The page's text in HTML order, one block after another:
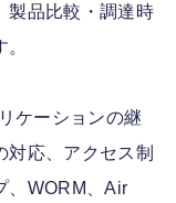
製品比較・調達時
ケーションの継
対応、アクセス制
、WORM、Air